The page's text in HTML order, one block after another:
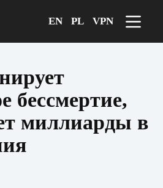
EN PL VPN
бессмертие,
миллиарды в